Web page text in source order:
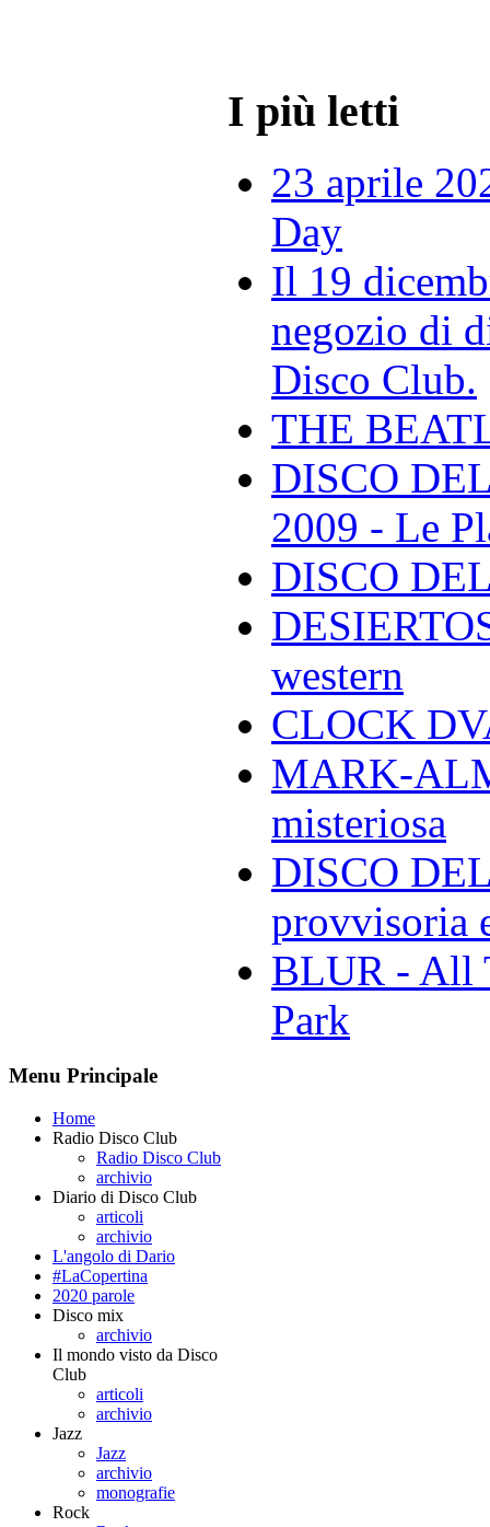
I più letti
23 aprile
Day
Il 19
negozio di
Disco Club.
THE
DISCO
2009 - Le
DISCO
western
CLOCK
MARK-
misteriosa
DISCO
provvisoria
BLUR - All
Park
Menu Principale
Home
Radio Disco Club
Radio Disco Club
archivio
Diario di Disco Club
articoli
archivio
L'angolo di Dario
#LaCopertina
2020 parole
Disco mix
archivio
Il mondo visto da Disco
Club
articoli
archivio
Jazz
Jazz
archivio
monografie
Rock